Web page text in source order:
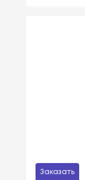
Заказать